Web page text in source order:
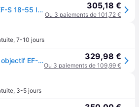
Canon EOS 1200D + EF-S 18-55 IS II Kit d'appareil-photo SLR 18 MP CMOS 5184 x 3456 pixels - Neuf 305,18 €
Ou 3 paiements de 101,72 €
, 7-10 jours
CANON EOS 1200D + objectif EF-S 18-55mm IS II - Noir 329,98 €
Ou 3 paiements de 109,99 €
, 3-5 jours